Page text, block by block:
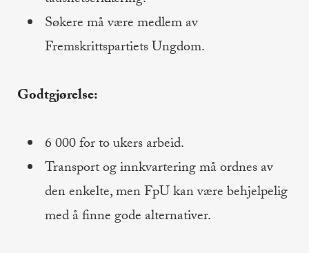
Søkere må være medlem av
Fremskrittspartiets Ungdom.
Godtgjørelse:
6 000 for to ukers arbeid.
Transport og innkvartering må ordnes av
den enkelte, men FpU kan være behjelpelig
med å finne gode alternativer.